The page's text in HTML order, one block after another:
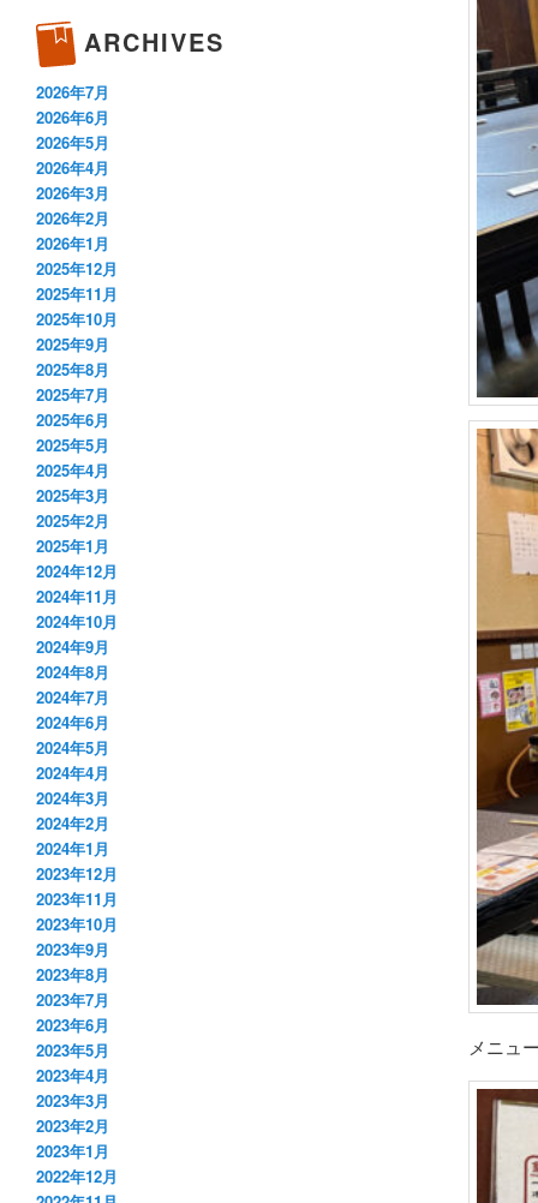
メニュ
ARCHIVES
2026年7月
2026年6月
2026年5月
2026年4月
2026年3月
2026年2月
2026年1月
2025年12月
2025年11月
2025年10月
2025年9月
2025年8月
2025年7月
2025年6月
2025年5月
2025年4月
2025年3月
2025年2月
2025年1月
2024年12月
2024年11月
2024年10月
2024年9月
2024年8月
2024年7月
2024年6月
2024年5月
2024年4月
2024年3月
2024年2月
2024年1月
2023年12月
2023年11月
2023年10月
2023年9月
2023年8月
2023年7月
2023年6月
2023年5月
2023年4月
2023年3月
2023年2月
2023年1月
2022年12月